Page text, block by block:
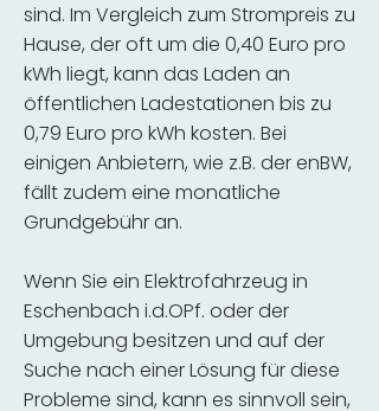
sind. Im Vergleich zum Strompreis zu
Hause, der oft um die 0,40 Euro pro
kWh liegt, kann das Laden an
öffentlichen Ladestationen bis zu
0,79 Euro pro kWh kosten. Bei
einigen Anbietern, wie z.B. der enBW,
fällt zudem eine monatliche
Grundgebühr an.
Wenn Sie ein Elektrofahrzeug in
Eschenbach i.d.OPf. oder der
Umgebung besitzen und auf der
Suche nach einer Lösung für diese
Probleme sind, kann es sinnvoll sein,